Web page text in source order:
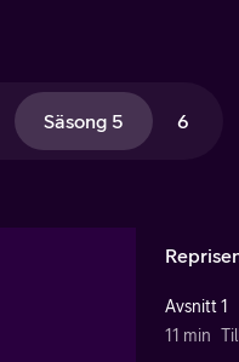
Säsong 5 6
Avsnitt 1
11 min